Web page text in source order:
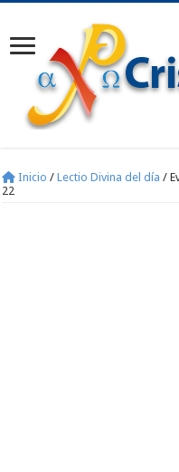
Inicio / Lectio Divina del día /
22